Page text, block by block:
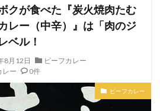
クが食べた『炭火焼肉たむ
レー（中辛）』は「肉のジ
ベル！
8月12日
ビーフカレー
レー 0件
ビーフカレー